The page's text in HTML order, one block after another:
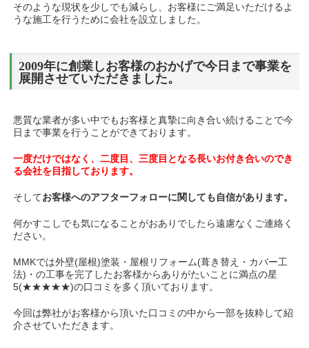
そのような現状を少しでも減らし、お客様にご満足いただけるよ
うな施工を行うために会社を設立しました。
2009年に創業しお客様のおかげで今日まで事業を
展開させていただきました。
悪質な業者が多い中でもお客様と真摯に向き合い続けることで今
日まで事業を行うことができております。
一度だけではなく、二度目、三度目となる長いお付き合いのでき
る会社を目指しております。
そしてお客様へのアフターフォローに関しても自信があります。
何かすこしでも気になることがおありでしたら遠慮なくご連絡く
ださい。
MMKでは外壁(屋根)塗装・屋根リフォーム(葺き替え・カバー工
法)・の工事を完了したお客様からありがたいことに満点の星
5(★★★★★)の口コミを多く頂いております。
今回は弊社がお客様から頂いた口コミの中から一部を抜粋して紹
介させていただきます。